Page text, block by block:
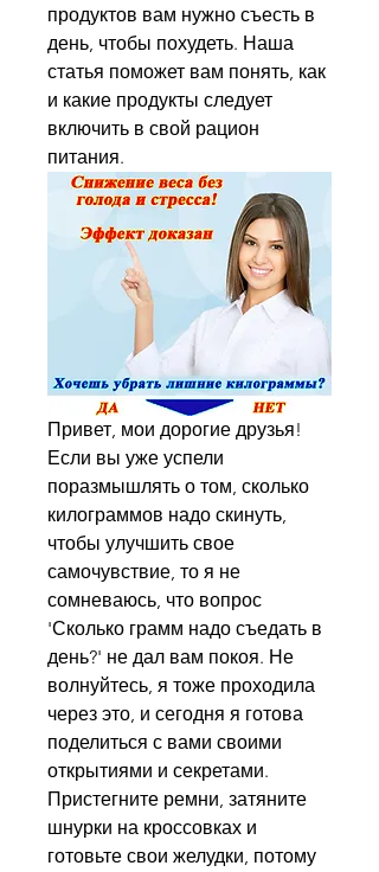
продуктов вам нужно съесть в
день, чтобы похудеть. Наша
статья поможет вам понять, как
и какие продукты следует
включить в свой рацион
питания.
Привет, мои дорогие друзья!
Если вы уже успели
поразмышлять о том, сколько
килограммов надо скинуть,
чтобы улучшить свое
самочувствие, то я не
сомневаюсь, что вопрос
'Сколько грамм надо съедать в
день?' не дал вам покоя. Не
волнуйтесь, я тоже проходила
через это, и сегодня я готова
поделиться с вами своими
открытиями и секретами.
Пристегните ремни, затяните
шнурки на кроссовках и
готовьте свои желудки, потому